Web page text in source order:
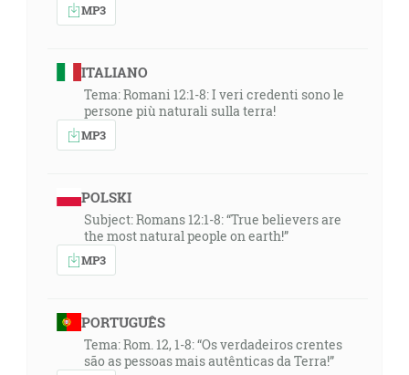
MP3
ITALIANO
Tema: Romani 12:1-8: I veri credenti sono le
persone più naturali sulla terra!
MP3
POLSKI
Subject: Romans 12:1-8: “True believers are
the most natural people on earth!”
MP3
PORTUGUÊS
Tema: Rom. 12, 1-8: “Os verdadeiros crentes
são as pessoas mais autênticas da Terra!”